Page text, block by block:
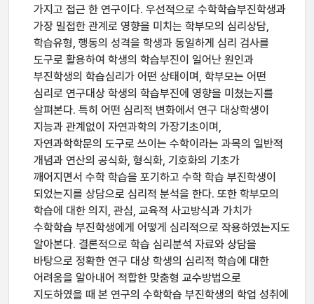
가지고 접근 한 연구이다. 우선적으로 수학학습부진학생과
가장 밀접한 관계로 영향을 미치는 학부모의 심리상담,
학습유형, 행동의 성격을 학생과 동일하게 심리 검사를
도구로 활용하여 학생의 학습부진이 일어난 원인과
부진학생의 학습심리가 어떤 상태이며, 학부모는 어떤
심리로 연구대상 학생의 학습부진에 영향을 미쳤는지를
살펴본다. 특히 어떤 심리적 변화에서 연구 대상학생이
지능과 관계없이 자연과학의 가장기초이며,
자연과학학문의 도구로 쓰이는 수학이라는 과목의 일반적
개념과 연산의 공식화, 형식화, 기호화의 기초가
깨어지면서 수학 학습을 포기하고 수학 학습 부진학생이
되었는지를 상담으로 심리적 분석을 한다. 또한 학부모의
학습에 대한 의지, 관심, 교육적 사고방식과 가치가
수학학습 부진학생에게 어떻게 심리적으로 작용하였는지도
알아본다. 결론적으로 학습 심리분석 자료와 상담을
바탕으로 정확한 연구 대상 학생의 심리적 학습에 대한
어려움을 알아내어 적합한 맞춤형 교수방법으로
지도하였을 때 본 연구의 수학학습 부진학생의 학업 성취에